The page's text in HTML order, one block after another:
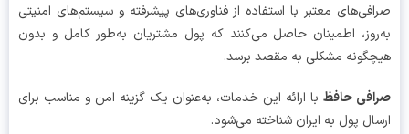
معتبر با استفاده از فناوری‌های پیشرفته و سیستم‌های امنیتی
اطمینان حاصل می‌کنند که پول مشتریان به‌طور کامل و بدون
مشکلی به مقصد برسد.
حافظ با ارائه این خدمات، به‌عنوان یک گزینه امن و مناسب برای
پول به ایران شناخته می‌شود.